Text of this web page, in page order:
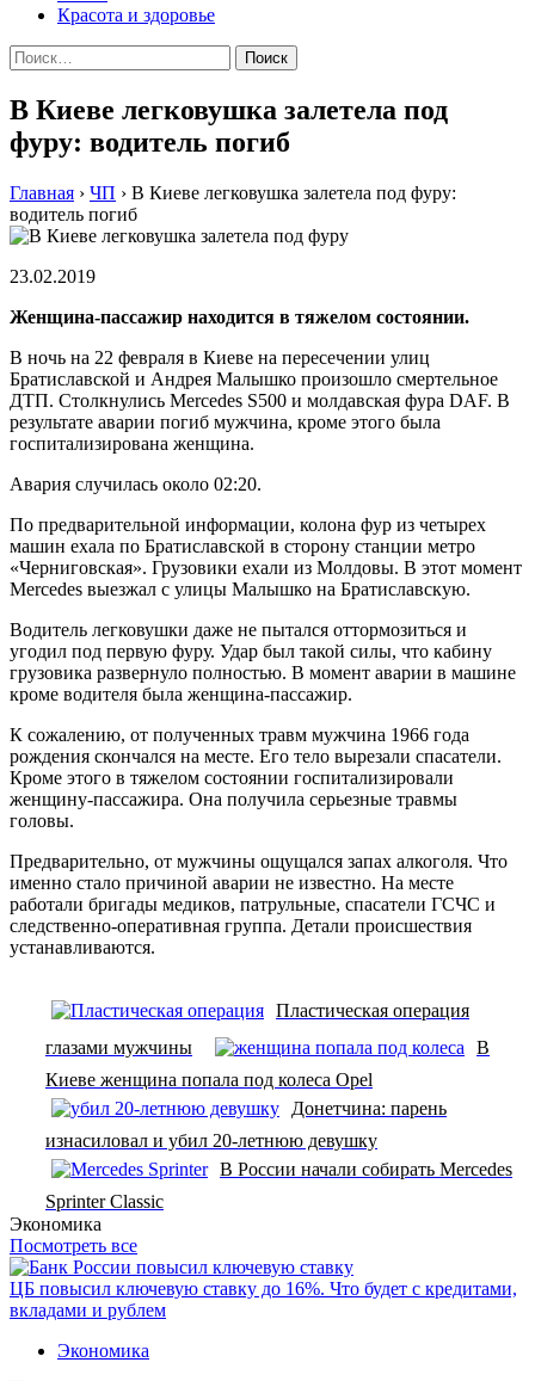
Красота и здоровье
Найти:
В Киеве легковушка залетела под
фуру: водитель погиб
Главная › ЧП › В Киеве легковушка залетела под фуру:
водитель погиб
23.02.2019
Женщина-пассажир находится в тяжелом состоянии.
В ночь на 22 февраля в Киеве на пересечении улиц
Братиславской и Андрея Малышко произошло смертельное
ДТП. Столкнулись Mercedes S500 и молдавская фура DAF. В
результате аварии погиб мужчина, кроме этого была
госпитализирована женщина.
Авария случилась около 02:20.
По предварительной информации, колона фур из четырех
машин ехала по Братиславской в сторону станции метро
«Черниговская». Грузовики ехали из Молдовы. В этот момент
Mercedes выезжал c улицы Малышко на Братиславскую.
Водитель легковушки даже не пытался оттормозиться и
угодил под первую фуру. Удар был такой силы, что кабину
грузовика развернуло полностью. В момент аварии в машине
кроме водителя была женщина-пассажир.
К сожалению, от полученных травм мужчина 1966 года
рождения скончался на месте. Его тело вырезали спасатели.
Кроме этого в тяжелом состоянии госпитализировали
женщину-пассажира. Она получила серьезные травмы
головы.
Предварительно, от мужчины ощущался запах алкоголя. Что
именно стало причиной аварии не известно. На месте
работали бригады медиков, патрульные, спасатели ГСЧС и
следственно-оперативная группа. Детали происшествия
устанавливаются.
Пластическая операция
глазами мужчины
В
Киеве женщина попала под колеса Opel
Донетчина: парень
изнасиловал и убил 20-летнюю девушку
В России начали собирать Mercedes
Sprinter Classic
Экономика
Посмотреть все
ЦБ повысил ключевую ставку до 16%. Что будет с кредитами,
вкладами и рублем
Экономика